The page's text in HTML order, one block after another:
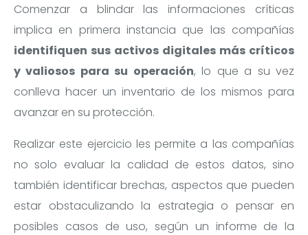
Comenzar a blindar las informaciones críticas
implica en primera instancia que las compañías
identifiquen sus activos digitales más críticos
y valiosos para su operación, lo que a su vez
conlleva hacer un inventario de los mismos para
avanzar en su protección.
Realizar este ejercicio les permite a las compañías
no solo evaluar la calidad de estos datos, sino
también identificar brechas, aspectos que pueden
estar obstaculizando la estrategia o pensar en
posibles casos de uso, según un informe de la